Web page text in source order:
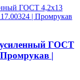
усиленный ГОСТ
|